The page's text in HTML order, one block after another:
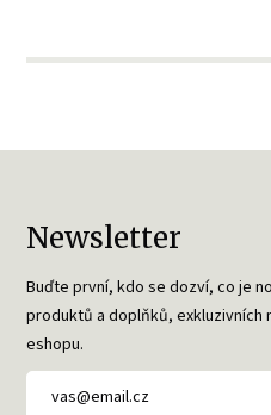
Newsletter
Buďte první, kdo se dozví, co je
produktů a doplňků, exkluzivních
eshopu.